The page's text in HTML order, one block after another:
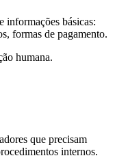
informações básicas:
formas de pagamento.
humana.
que precisam
internos.